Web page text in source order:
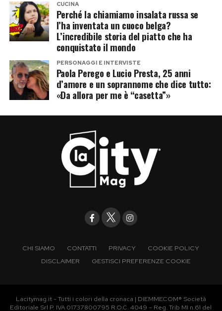
CUCINA
Perché la chiamiamo insalata russa se
l’ha inventata un cuoco belga?
L’incredibile storia del piatto che ha
conquistato il mondo
PERSONAGGI E INTERVISTE
Paola Perego e Lucio Presta, 25 anni
d’amore e un soprannome che dice tutto:
«Da allora per me è “casetta”»
CHI SIAMO CONTATTI PRIVACY
COOKIE POLICY
DISCLAIMER
GESTISCI PREFERENZE COOKIE
Lacitymag.it - Tutti i colori della cronaca | DIEMMECOM® Società
Editoriale Srl P. IVA 01737800795 R.O.C. 4049 – Reg. Trib MI n.61 del